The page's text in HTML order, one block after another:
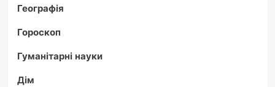
Географія
Гороскоп
Гуманітарні науки
Дім